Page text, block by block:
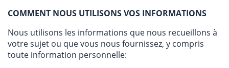
COMMENT NOUS UTILISONS VOS INFORMATIONS
Nous utilisons les informations que nous recueillons à
votre sujet ou que vous nous fournissez, y compris
toute information personnelle: